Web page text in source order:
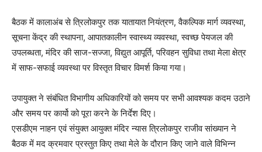
बैठक में कालाअंब से त्रिलोकपुर तक यातायात नियंत्रण, वैकल्पिक मार्ग व्यवस्था,
सूचना केंद्र की स्थापना, आपातकालीन स्वास्थ्य व्यवस्था, स्वच्छ पेयजल की
उपलब्धता, मंदिर की साज-सज्जा, विद्युत आपूर्ति, परिवहन सुविधा तथा मेला क्षेत्र
में साफ-सफाई व्यवस्था पर विस्तृत विचार विमर्श किया गया।
उपायुक्त ने संबंधित विभागीय अधिकारियों को समय पर सभी आवश्यक कदम उठाने
और समय पर कार्यो को पूरा करने के निर्देश दिए।
एसडीएम नाहन एवं संयुक्त आयुक्त मंदिर न्यास त्रिलोकपुर राजीव सांख्यान ने
बैठक में मद क्रमवार प्रस्तुत किए तथा मेले के दौरान किए जाने वाले विभिन्न